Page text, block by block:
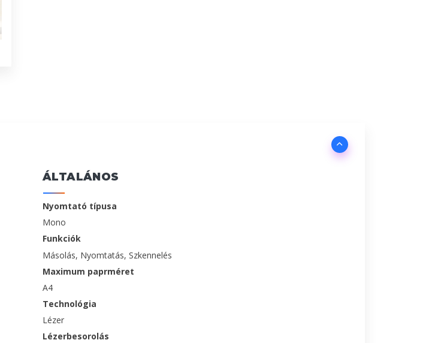
ÁLTALÁNOS
Nyomtató típusa
Mono
Funkciók
Másolás, Nyomtatás, Szkennelés
Maximum paprméret
A4
Technológia
Lézer
Lézerbesorolás